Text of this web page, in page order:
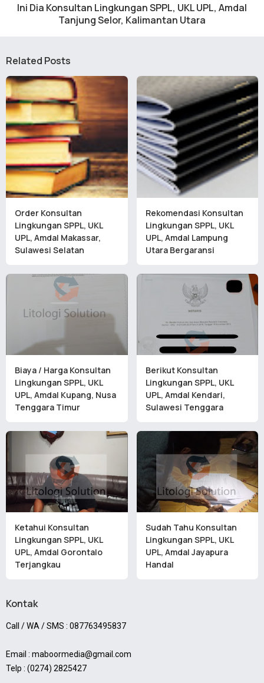
Ini Dia Konsultan Lingkungan SPPL, UKL UPL, Amdal
Tanjung Selor, Kalimantan Utara
Related Posts
Order Konsultan
Lingkungan SPPL, UKL
UPL, Amdal Makassar,
Sulawesi Selatan
Rekomendasi Konsultan
Lingkungan SPPL, UKL
UPL, Amdal Lampung
Utara Bergaransi
Biaya / Harga Konsultan
Lingkungan SPPL, UKL
UPL, Amdal Kupang, Nusa
Tenggara Timur
Berikut Konsultan
Lingkungan SPPL, UKL
UPL, Amdal Kendari,
Sulawesi Tenggara
Ketahui Konsultan
Lingkungan SPPL, UKL
UPL, Amdal Gorontalo
Terjangkau
Sudah Tahu Konsultan
Lingkungan SPPL, UKL
UPL, Amdal Jayapura
Handal
Kontak
Call / WA / SMS : 087763495837
Email : maboormedia@gmail.com
Telp : (0274) 2825427